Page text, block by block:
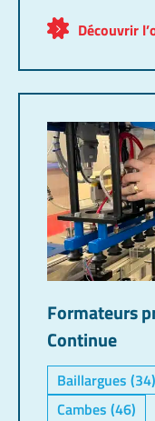
Découvrir
Formateurs
Continue
Baillargues (34)
Cambes (46)